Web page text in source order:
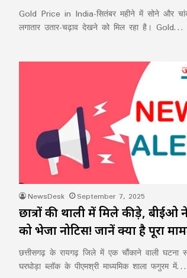
Gold Price in India-सितंबर महीने में सोने और
लगातार उतार-चढ़ाव देखने को मिल रहा है। Gold…
NewsDesk September 7, 2025
छात्रों की थाली में मिले कीड़े, बीईओ
को भेजा नोटिस! जानें क्या है पूरा
छत्तीसगढ़ के रायगढ़ जिले में एक चौंकाने वाली घटना
घरघोड़ा ब्लॉक के पीएमश्री माध्यमिक शाला फगुरम में…